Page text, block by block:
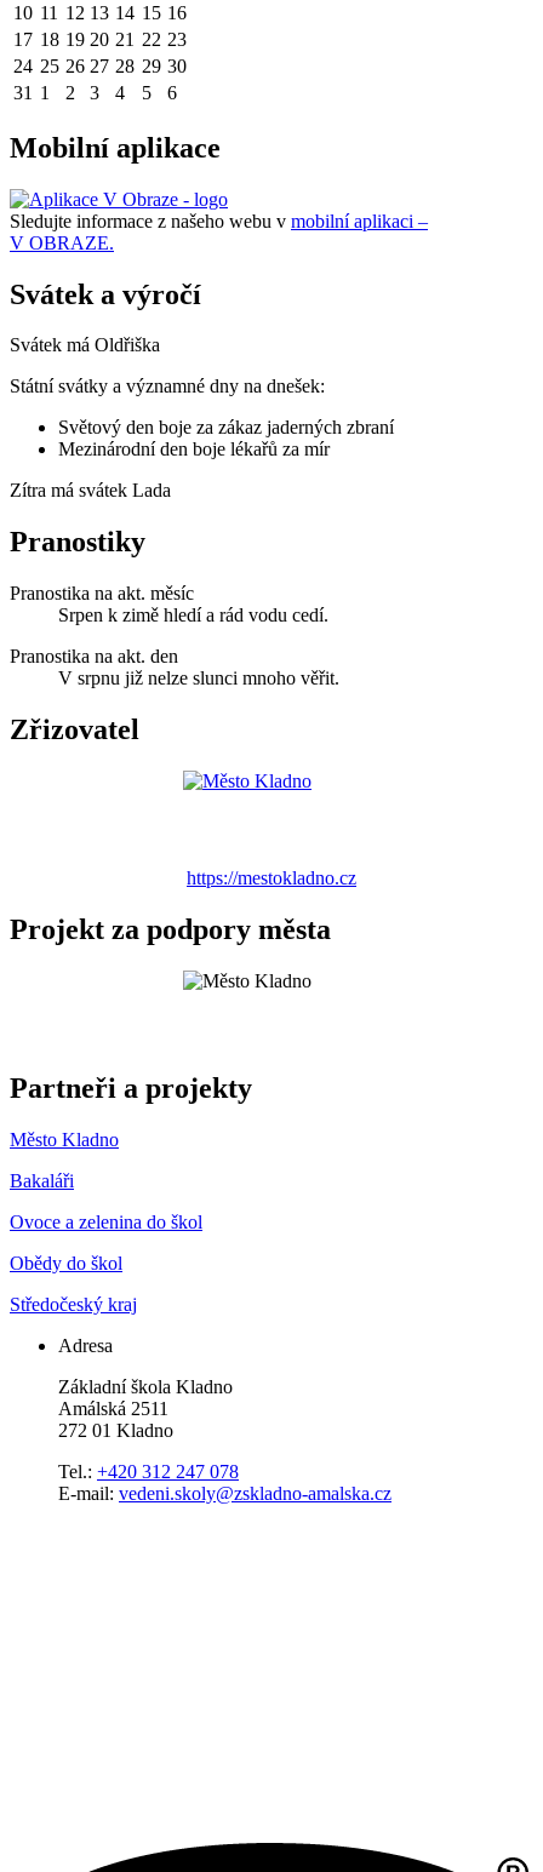
10 11 12 13 14 15 16
17 18 19 20 21 22 23
24 25 26 27 28 29 30
31 1 2 3 4 5 6
Mobilní aplikace
Sledujte informace z našeho webu v mobilní aplikaci –
V OBRAZE.
Svátek a výročí
Svátek má Oldřiška
Státní svátky a významné dny na dnešek:
Světový den boje za zákaz jaderných zbraní
Mezinárodní den boje lékařů za mír
Zítra má svátek Lada
Pranostiky
Pranostika na akt. měsíc
Srpen k zimě hledí a rád vodu cedí.
Pranostika na akt. den
V srpnu již nelze slunci mnoho věřit.
Zřizovatel
https://mestokladno.cz
Projekt za podpory města
Partneři a projekty
Město Kladno
Bakaláři
Ovoce a zelenina do škol
Obědy do škol
Středočeský kraj
Adresa
Základní škola Kladno
Amálská 2511
272 01 Kladno
Tel.: +420 312 247 078
E-mail: vedeni.skoly@zskladno-amalska.cz